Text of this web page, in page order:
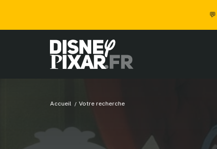
💬
Accueil Votre recherche